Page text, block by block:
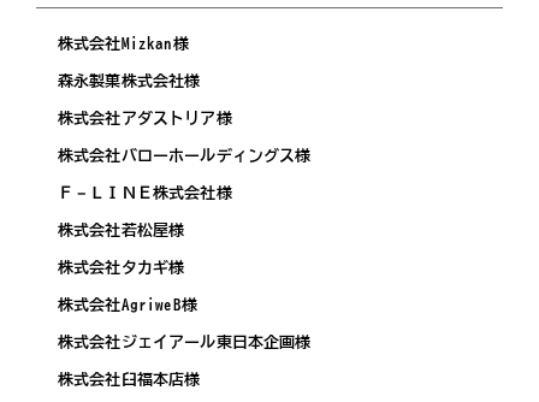
株式会社Mizkan様
森永製菓株式会社様
株式会社アダストリア様
株式会社バローホールディングス様
Ｆ－ＬＩＮＥ株式会社様
株式会社若松屋様
株式会社タカギ様
株式会社AgriweB様
株式会社ジェイアール東日本企画様
株式会社臼福本店様